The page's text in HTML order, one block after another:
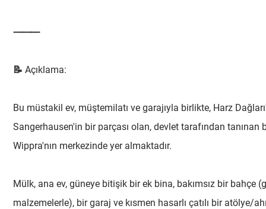
⸻
📝 Açıklama:
Bu müstakil ev, müştemilatı ve garajıyla birlikte, Harz
Sangerhausen'in bir parçası olan, devlet tarafından
Wippra'nın merkezinde yer almaktadır.
Mülk, ana ev, güneye bitişik bir ek bina, bakımsız bir bahçe
malzemelerle), bir garaj ve kısmen hasarlı çatılı bir atölye/